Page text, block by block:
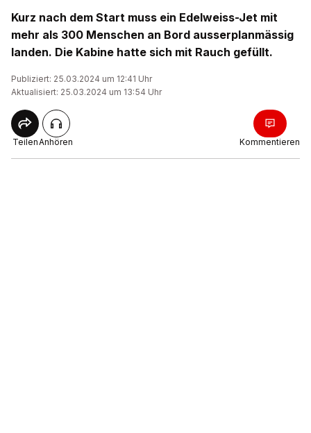
Kurz nach dem Start muss ein Edelweiss-Jet mit
mehr als 300 Menschen an Bord ausserplanmässig
landen. Die Kabine hatte sich mit Rauch gefüllt.
Publiziert: 25.03.2024 um 12:41 Uhr
Aktualisiert: 25.03.2024 um 13:54 Uhr
TeilenAnhören Kommentieren